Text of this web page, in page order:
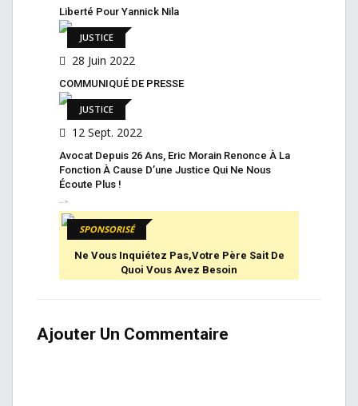
Liberté Pour Yannick Nila
JUSTICE
28 Juin 2022
COMMUNIQUÉ DE PRESSE
JUSTICE
12 Sept. 2022
Avocat Depuis 26 Ans, Eric Morain Renonce À La
Fonction À Cause D’une Justice Qui Ne Nous
Écoute Plus !
-->
SPONSORISÉ
Ne Vous Inquiétez Pas,votre Père Sait De
Quoi Vous Avez Besoin
Ajouter Un Commentaire